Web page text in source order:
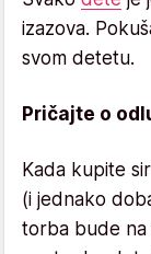
izazova.
svom detetu.
Pričajte o
Kada kupite
(i jednako
torba bude na